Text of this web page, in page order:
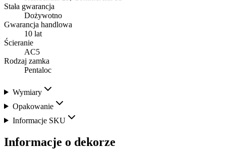
Stała gwarancja
Dożywotno
Gwarancja handlowa
10 lat
Ścieranie
AC5
Rodzaj zamka
Pentaloc
Wymiary
Opakowanie
Informacje SKU
Informacje o dekorze